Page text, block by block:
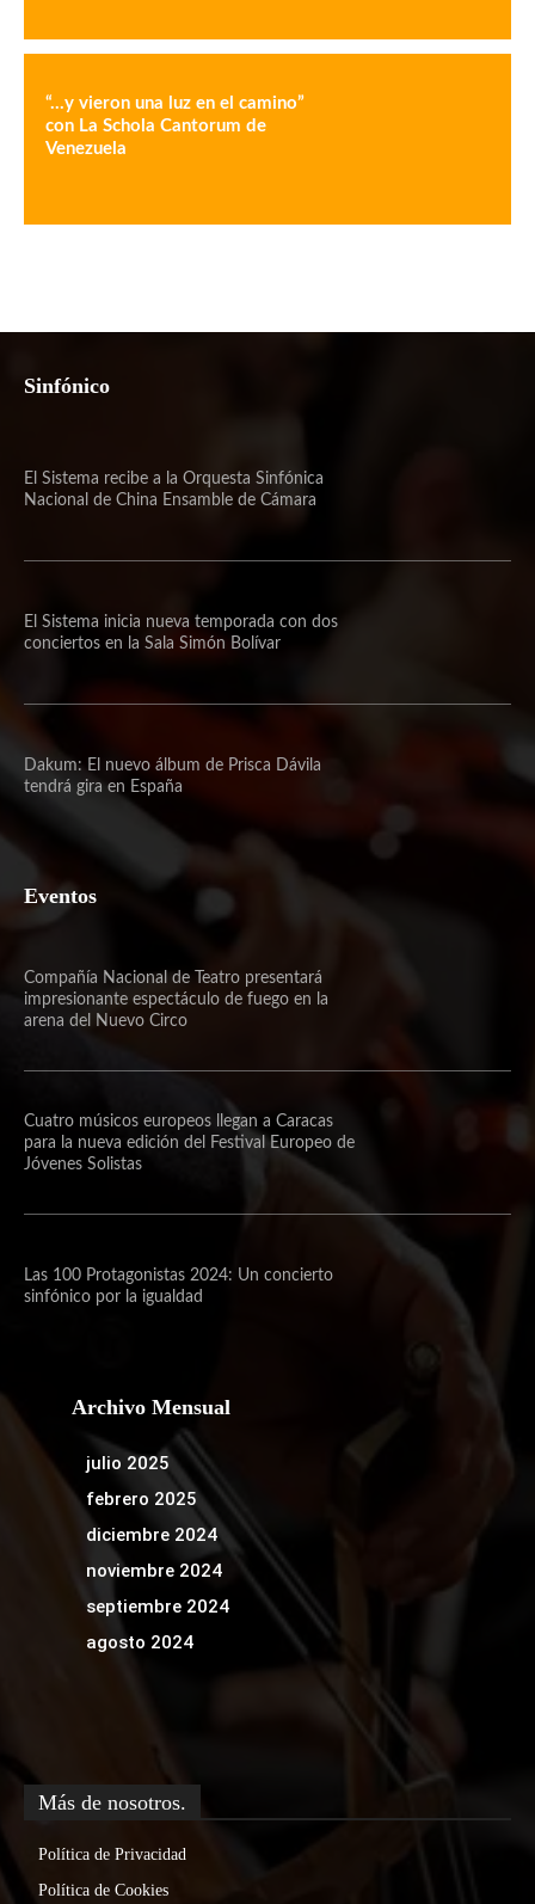
“…y vieron una luz en el camino”
con La Schola Cantorum de
Venezuela
Sinfónico
El Sistema recibe a la Orquesta Sinfónica
Nacional de China Ensamble de Cámara
El Sistema inicia nueva temporada con dos
conciertos en la Sala Simón Bolívar
Dakum: El nuevo álbum de Prisca Dávila
tendrá gira en España
Eventos
Compañía Nacional de Teatro presentará
impresionante espectáculo de fuego en la
arena del Nuevo Circo
Cuatro músicos europeos llegan a Caracas
para la nueva edición del Festival Europeo de
Jóvenes Solistas
Las 100 Protagonistas 2024: Un concierto
sinfónico por la igualdad
Archivo Mensual
julio 2025
febrero 2025
diciembre 2024
noviembre 2024
septiembre 2024
agosto 2024
Más de nosotros.
Política de Privacidad
Política de Cookies